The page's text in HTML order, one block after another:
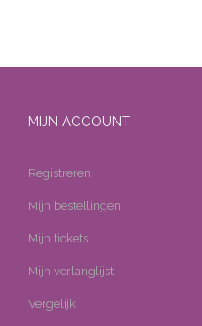
MIJN ACCOUNT
Registreren
Mijn bestellingen
Mijn tickets
Mijn verlanglijst
Vergelijk